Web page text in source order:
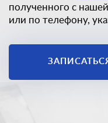
полученного с
или по телефону,